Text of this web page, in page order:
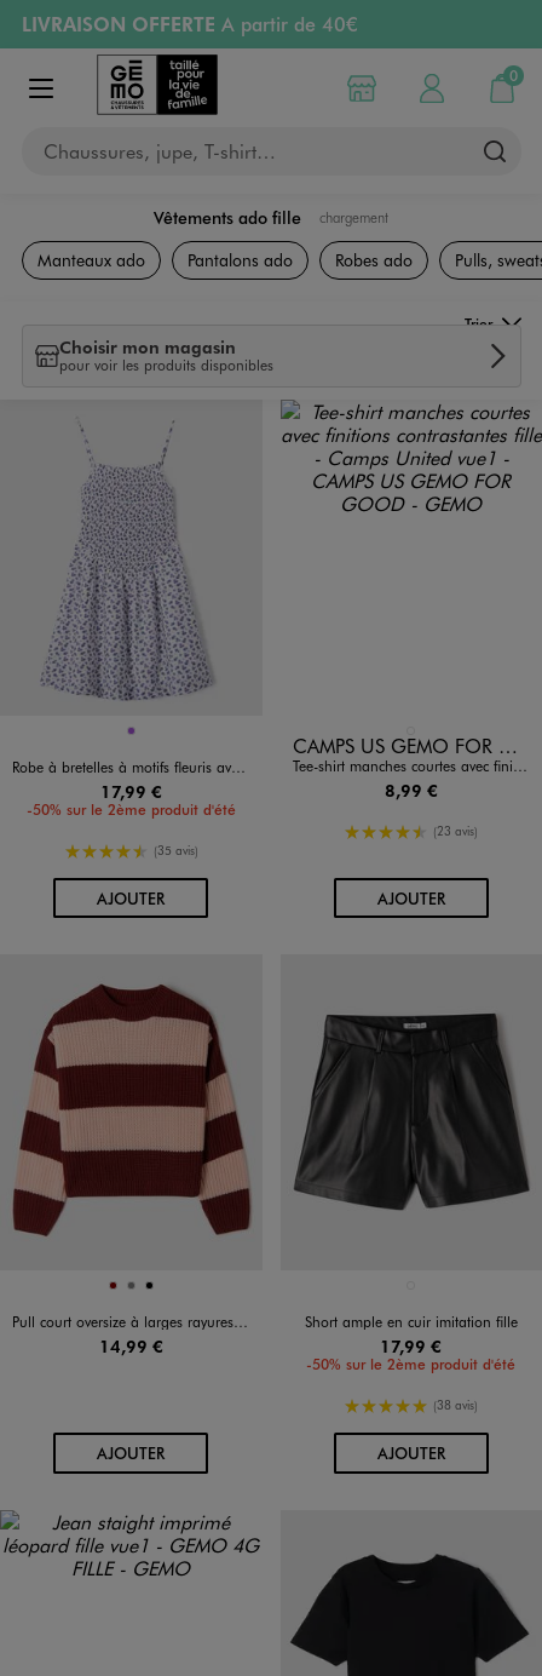
Aller au contenu principal
Aller à la navigation
LIVRAISON OFFERTE A partir de 40€
RETRAIT ET LIVRAISON OFFERTE
en magasin
PAYEZ EN 3x SANS FRAIS
Retours OFFERTS
pendant 30 jours
Afficher le menu
Chaussures, jupe, T-shirt…
Choisir mon magasin
Mon compte
0
Mon
Vêtements ado fille chargement
Collection Ado Fille
Manteaux ado Pantalons ado Robes ado Pulls,
Choisir mon magasin
pour voir les produits disponibles
Trier
Disponible en 1 coloris
VIOLET
Robe à bretelles à motifs fleuris avec buste smocké fille
17,99 €
-50% sur le 2ème produit d'été
4.5/5 de moyenne
(35 avis)
AJOUTERAU PANIER
Disponible en 1 coloris CAMPS US GEMO FOR GOOD
Tee-shirt manches courtes avec finitions contrastantes fille - Camps United
8,99 €
4.5/5 de moyenne
(23 avis)
AJOUTERAU PANIER
Disponible en 3 coloris
BORDEAUX
GRISNOIR
Pull court oversize à larges rayures fille
14,99 €
AJOUTERAU PANIER
Short ample en cuir imitation fille
17,99 €
-50% sur le 2ème produit d'été
5/5 de moyenne
(38 avis)
AJOUTERAU PANIER